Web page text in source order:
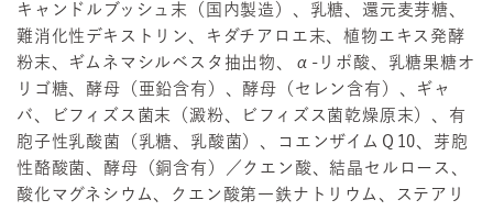
キャンドルブッシュ末（国内製造）、乳糖、還元麦芽糖、
難消化性デキストリン、キダチアロエ末、植物エキス発酵
粉末、ギムネマシルベスタ抽出物、α-リポ酸、乳糖果糖オ
リゴ糖、酵母（亜鉛含有）、酵母（セレン含有）、ギャ
バ、ビフィズス菌末（澱粉、ビフィズス菌乾燥原末）、有
胞子性乳酸菌（乳糖、乳酸菌）、コエンザイムＱ10、芽胞
性酪酸菌、酵母（銅含有）／クエン酸、結晶セルロース、
酸化マグネシウム、クエン酸第一鉄ナトリウム、ステアリ